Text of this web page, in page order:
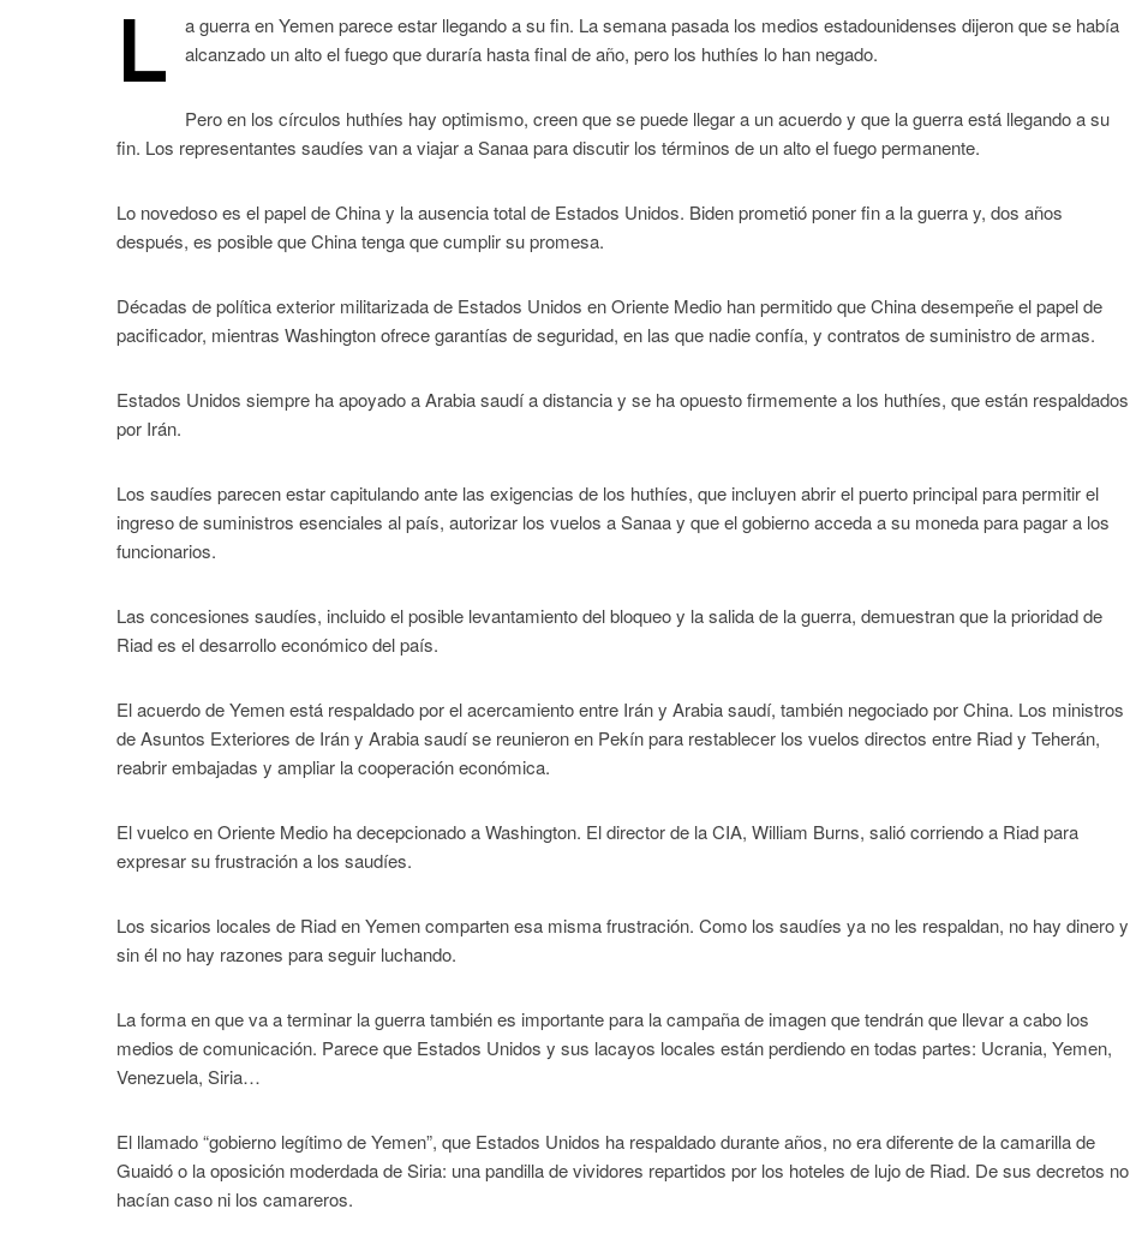
L
a guerra en Yemen parece estar llegando a su fin. La semana pasada los medios estadounidenses dijeron que se había
alcanzado un alto el fuego que duraría hasta final de año, pero los huthíes lo han negado.
Pero en los círculos huthíes hay optimismo, creen que se puede llegar a un acuerdo y que la guerra está llegando a su
fin. Los representantes saudíes van a viajar a Sanaa para discutir los términos de un alto el fuego permanente.
Lo novedoso es el papel de China y la ausencia total de Estados Unidos. Biden prometió poner fin a la guerra y, dos años
después, es posible que China tenga que cumplir su promesa.
Décadas de política exterior militarizada de Estados Unidos en Oriente Medio han permitido que China desempeñe el papel de
pacificador, mientras Washington ofrece garantías de seguridad, en las que nadie confía, y contratos de suministro de armas.
Estados Unidos siempre ha apoyado a Arabia saudí a distancia y se ha opuesto firmemente a los huthíes, que están respaldados
por Irán.
Los saudíes parecen estar capitulando ante las exigencias de los huthíes, que incluyen abrir el puerto principal para permitir el
ingreso de suministros esenciales al país, autorizar los vuelos a Sanaa y que el gobierno acceda a su moneda para pagar a los
funcionarios.
Las concesiones saudíes, incluido el posible levantamiento del bloqueo y la salida de la guerra, demuestran que la prioridad de
Riad es el desarrollo económico del país.
El acuerdo de Yemen está respaldado por el acercamiento entre Irán y Arabia saudí, también negociado por China. Los ministros
de Asuntos Exteriores de Irán y Arabia saudí se reunieron en Pekín para restablecer los vuelos directos entre Riad y Teherán,
reabrir embajadas y ampliar la cooperación económica.
El vuelco en Oriente Medio ha decepcionado a Washington. El director de la CIA, William Burns, salió corriendo a Riad para
expresar su frustración a los saudíes.
Los sicarios locales de Riad en Yemen comparten esa misma frustración. Como los saudíes ya no les respaldan, no hay dinero y
sin él no hay razones para seguir luchando.
La forma en que va a terminar la guerra también es importante para la campaña de imagen que tendrán que llevar a cabo los
medios de comunicación. Parece que Estados Unidos y sus lacayos locales están perdiendo en todas partes: Ucrania, Yemen,
Venezuela, Siria…
El llamado “gobierno legítimo de Yemen”, que Estados Unidos ha respaldado durante años, no era diferente de la camarilla de
Guaidó o la oposición moderdada de Siria: una pandilla de vividores repartidos por los hoteles de lujo de Riad. De sus decretos no
hacían caso ni los camareros.